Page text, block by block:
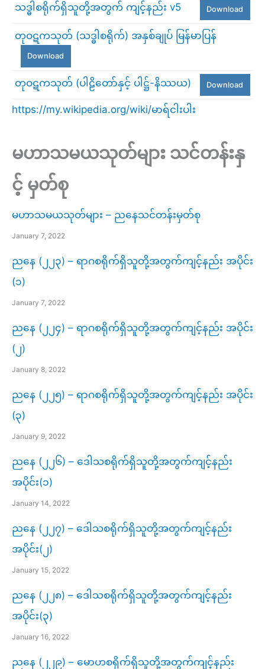
သဒ္ဓါစရိုက်ရှိသူတို့အတွက် ကျင့်နည်း v5 Download
တုဝဋကသုတ် (သဒ္ဓါစရိုက်) အနှစ်ချုပ် မြန်မာပြန်
Download
တုဝဋကသုတ် (ပါဠိတော်နှင့် ပါဋ္ဌ်-နိဿယ) Download
https://my.wikipedia.org/wiki/မာရ်ငါးပါး
မဟာသမယသုတ်များ သင်တန်းနှ
င့် မှတ်စု
မဟာသမယသုတ်များ – ညနေသင်တန်းမှတ်စု
January 7, 2022
ညနေ (၂၂၃) – ရာဂစရိုက်ရှိသူတို့အတွက်ကျင့်နည်း အပိုင်း
(၁)
January 7, 2022
ညနေ (၂၂၄) – ရာဂစရိုက်ရှိသူတို့အတွက်ကျင့်နည်း အပိုင်း
(၂)
January 8, 2022
ညနေ (၂၂၅) – ရာဂစရိုက်ရှိသူတို့အတွက်ကျင့်နည်း အပိုင်း
(၃)
January 9, 2022
ညနေ (၂၂၆) – ဒေါသစရိုက်ရှိသူတို့အတွက်ကျင့်နည်း
အပိုင်း(၁)
January 14, 2022
ညနေ (၂၂၇) – ဒေါသစရိုက်ရှိသူတို့အတွက်ကျင့်နည်း
အပိုင်း(၂)
January 15, 2022
ညနေ (၂၂၈) – ဒေါသစရိုက်ရှိသူတို့အတွက်ကျင့်နည်း
အပိုင်း(၃)
January 16, 2022
ညနေ (၂၂၉) – မောဟစရိုက်ရှိသူတို့အတွက်ကျင့်နည်း